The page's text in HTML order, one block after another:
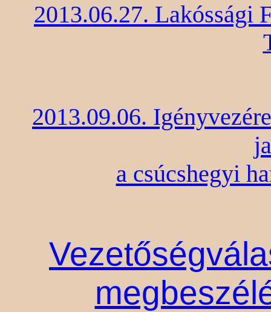
2013.06.27. Lakóssági
2013.09.06.
a csúcshegyi